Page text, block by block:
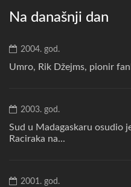
Na današnji dan
2004. god.
Umro, Rik Džejms, pionir
2003. god.
Sud u Madagaskaru osudio
Raciraka na...
2001. god.